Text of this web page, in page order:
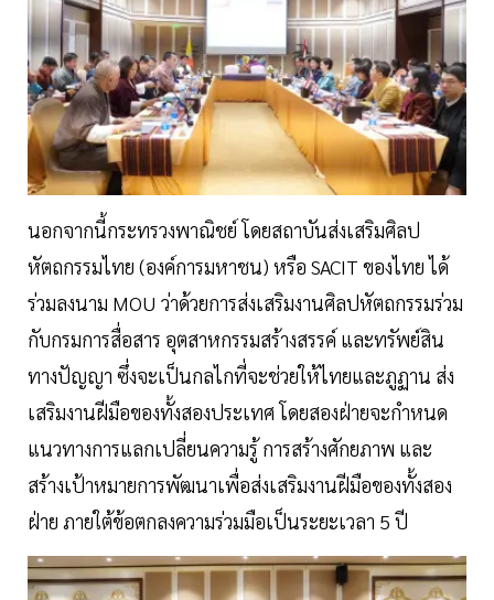
นอกจากนี้กระทรวงพาณิชย์ โดยสถาบันส่งเสริมศิลป
หัตถกรรมไทย (องค์การมหาชน) หรือ SACIT ของไทย ได้
ร่วมลงนาม MOU ว่าด้วยการส่งเสริมงานศิลปหัตถกรรมร่วม
กับกรมการสื่อสาร อุตสาหกรรมสร้างสรรค์ และทรัพย์สิน
ทางปัญญา ซึ่งจะเป็นกลไกที่จะช่วยให้ไทยและภูฏาน ส่ง
เสริมงานฝีมือของทั้งสองประเทศ โดยสองฝ่ายจะกำหนด
แนวทางการแลกเปลี่ยนความรู้ การสร้างศักยภาพ และ
สร้างเป้าหมายการพัฒนาเพื่อส่งเสริมงานฝีมือของทั้งสอง
ฝ่าย ภายใต้ข้อตกลงความร่วมมือเป็นระยะเวลา 5 ปี